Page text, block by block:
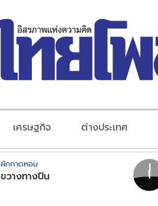
เศรษฐกิจ ต่างประเทศ
ผักกาดหอม
ขวางทางปืน